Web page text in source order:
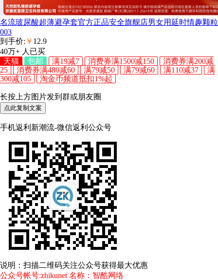
名流玻尿酸超薄避孕套官方正品安全旗舰店男女用延时情趣颗粒
003
到手价: ￥ 12.9
40万+ 人已买
天猫
包邮 满19减7 消费券满1500减150
消费券满200减
25
消费券满480减60 满79减50 满79减60 满110减37
满
300减105
淘金币频道抵扣1%起
长按上方图片发到群或朋友圈
点此复制文案
手机返利新潮流-微信返利公众号
说明：扫描二维码关注公众号获得最大优惠
公众号帐号:zhikunet 名称：智酷网络